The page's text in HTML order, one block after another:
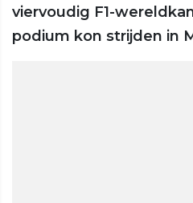
viervoudig F1-
podium kon strijden in